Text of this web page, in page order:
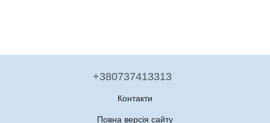
+380737413313
Контакти
Повна версія сайту